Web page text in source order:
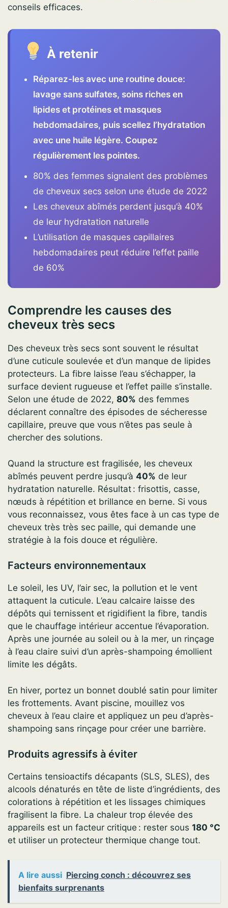
conseils efficaces.
À retenir
Réparez-les avec une routine douce:
lavage sans sulfates, soins riches en
lipides et protéines et masques
hebdomadaires, puis scellez l’hydratation
avec une huile légère. Coupez
régulièrement les pointes.
80% des femmes signalent des problèmes
de cheveux secs selon une étude de 2022
Les cheveux abîmés perdent jusqu’à 40%
de leur hydratation naturelle
L’utilisation de masques capillaires
hebdomadaires peut réduire l’effet paille
de 60%
Comprendre les causes des
cheveux très secs
Des cheveux très secs sont souvent le résultat
d’une cuticule soulevée et d’un manque de lipides
protecteurs. La fibre laisse l’eau s’échapper, la
surface devient rugueuse et l’effet paille s’installe.
Selon une étude de 2022, 80% des femmes
déclarent connaître des épisodes de sécheresse
capillaire, preuve que vous n’êtes pas seule à
chercher des solutions.
Quand la structure est fragilisée, les cheveux
abîmés peuvent perdre jusqu’à 40% de leur
hydratation naturelle. Résultat : frisottis, casse,
nœuds à répétition et brillance en berne. Si vous
vous reconnaissez, vous êtes face à un cas type de
cheveux très très sec paille, qui demande une
stratégie à la fois douce et régulière.
Facteurs environnementaux
Le soleil, les UV, l’air sec, la pollution et le vent
attaquent la cuticule. L’eau calcaire laisse des
dépôts qui ternissent et rigidifient la fibre, tandis
que le chauffage intérieur accentue l’évaporation.
Après une journée au soleil ou à la mer, un rinçage
à l’eau claire suivi d’un après-shampoing émollient
limite les dégâts.
En hiver, portez un bonnet doublé satin pour limiter
les frottements. Avant piscine, mouillez vos
cheveux à l’eau claire et appliquez un peu d’après-
shampoing sans rinçage pour créer une barrière.
Produits agressifs à éviter
Certains tensioactifs décapants (SLS, SLES), des
alcools dénaturés en tête de liste d’ingrédients, des
colorations à répétition et les lissages chimiques
fragilisent la fibre. La chaleur trop élevée des
appareils est un facteur critique : rester sous 180 °C
et utiliser un protecteur thermique change tout.
A lire aussi Piercing conch : découvrez ses
bienfaits surprenants